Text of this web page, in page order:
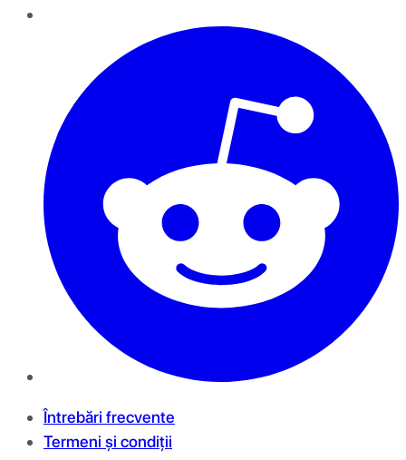
Întrebări frecvente
Termeni și condiții